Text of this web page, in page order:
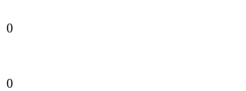
0
0